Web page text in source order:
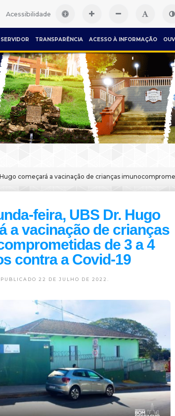
Acessibilidade
SERVIDOR TRANSPARÊNCIA ACESSO À INFORMAÇÃO
começará a vacinação de crianças
feira, UBS Dr. Hugo
a vacinação de crianças
de 3 a 4
contra a Covid-19
PUBLICADO 22 DE JULHO DE 2022.